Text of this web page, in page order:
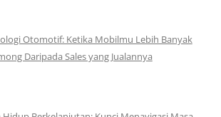
Otomotif: Ketika Mobilmu Lebih Banyak
Daripada Sales yang Jualannya